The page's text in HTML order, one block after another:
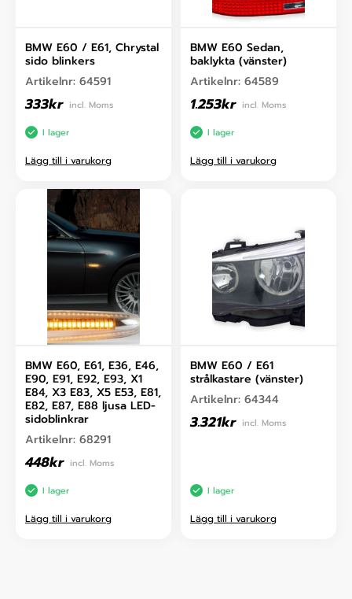
BMW E60 / E61, Chrystal
sido blinkers
Artikelnr: 64591
333kr incl. Moms
I lager
Lägg till i varukorg
BMW E60 Sedan,
baklykta (vänster)
Artikelnr: 64589
1.253kr incl. Moms
I lager
Lägg till i varukorg
BMW E60, E61, E36, E46,
E90, E91, E92, E93, X1
E84, X3 E83, X5 E53, E81,
E82, E87, E88 ljusa LED-
sidoblinkrar
Artikelnr: 68291
448kr incl. Moms
I lager
Lägg till i varukorg
BMW E60 / E61
strålkastare (vänster)
Artikelnr: 64344
3.321kr incl. Moms
I lager
Lägg till i varukorg